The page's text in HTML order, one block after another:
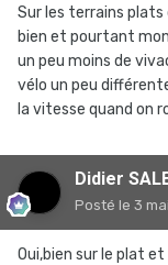
Sur les terrains
bien et pourtant
un peu moins de
vélo un peu
la vitesse quand on
Didier
Posté le 3
Oui,bien sur le plat